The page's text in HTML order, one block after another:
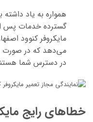
همواره به یاد داشته
گسترده خدمات پس
مایکروفر کنوود
می‌دهد که در صورت
در دسترس شما
خطاهای رایج